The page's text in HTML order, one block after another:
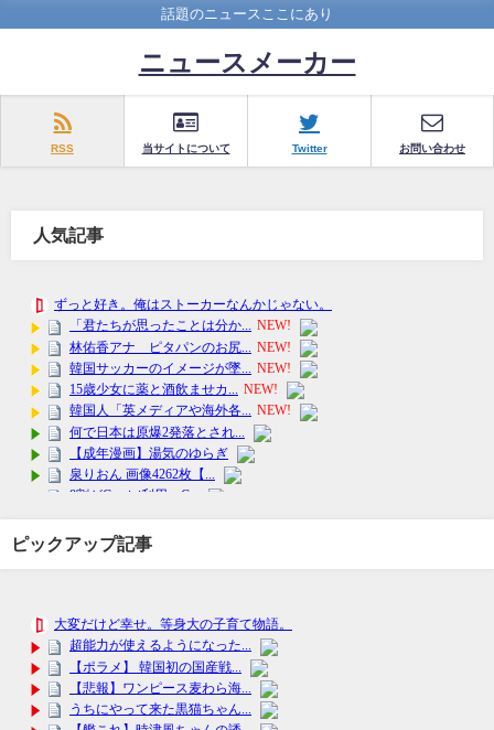
話題のニュースここにあり
ニュースメーカー
RSS 当サイトについて Twitter お問い合わせ
人気記事
ピックアップ記事